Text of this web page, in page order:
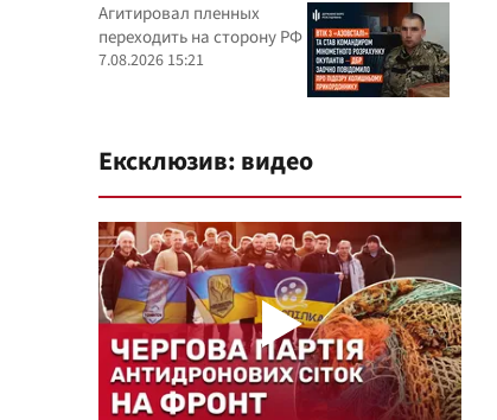
командиром минометного расчета
оккупантов
Агитировал пленных
переходить на сторону РФ
7.08.2026 15:21
Ексклюзив: видео